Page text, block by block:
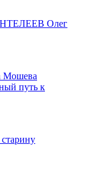
Олег
Мошева
путь к